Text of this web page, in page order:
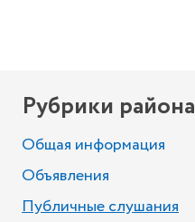
Рубрики района
Общая информация
Объявления
Публичные слушания